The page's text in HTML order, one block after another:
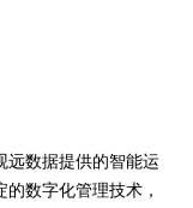
远数据提供的智能运
数字化管理技术，